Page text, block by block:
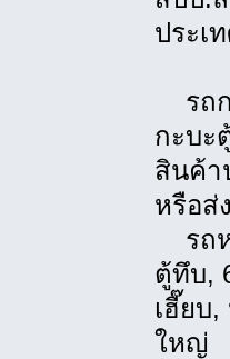
ประเ
รถก
กะบะ
สินค้า
หรือส่
รถห
ตู้ทึบ,
เฮี๊ยบ
ใหญ่